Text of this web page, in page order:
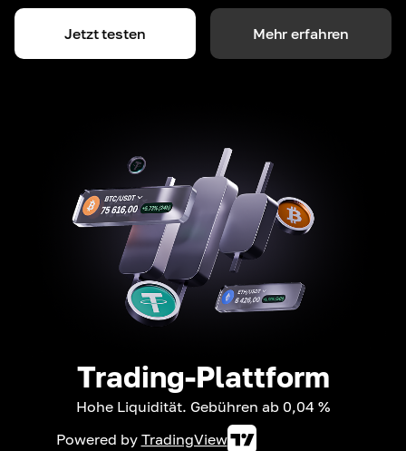
Jetzt testen Mehr erfahren
Trading-Plattform
Hohe Liquidität. Gebühren ab 0,04 %
Powered by TradingView